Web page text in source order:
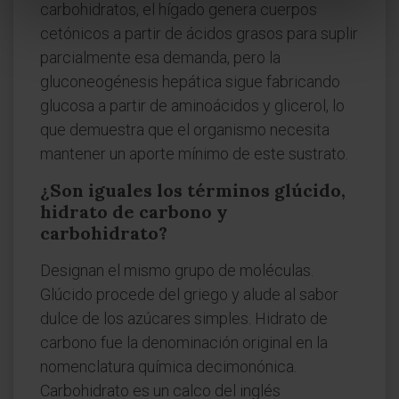
carbohidratos, el hígado genera cuerpos
cetónicos a partir de ácidos grasos para suplir
parcialmente esa demanda, pero la
gluconeogénesis hepática sigue fabricando
glucosa a partir de aminoácidos y glicerol, lo
que demuestra que el organismo necesita
mantener un aporte mínimo de este sustrato.
¿Son iguales los términos glúcido,
hidrato de carbono y
carbohidrato?
Designan el mismo grupo de moléculas.
Glúcido procede del griego y alude al sabor
dulce de los azúcares simples. Hidrato de
carbono fue la denominación original en la
nomenclatura química decimonónica.
Carbohidrato es un calco del inglés